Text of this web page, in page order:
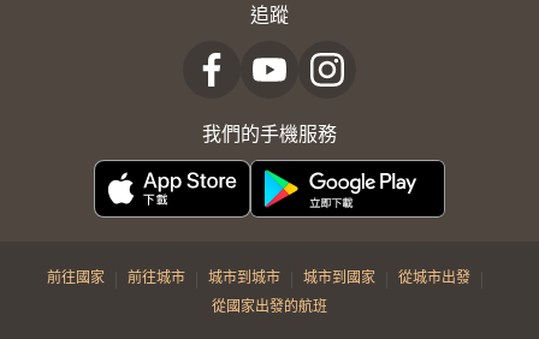
追蹤
我們的手機服務
前往國家 | 前往城市 | 城市到城市 | 城市到國家 | 從城市出發 |
從國家出發的航班